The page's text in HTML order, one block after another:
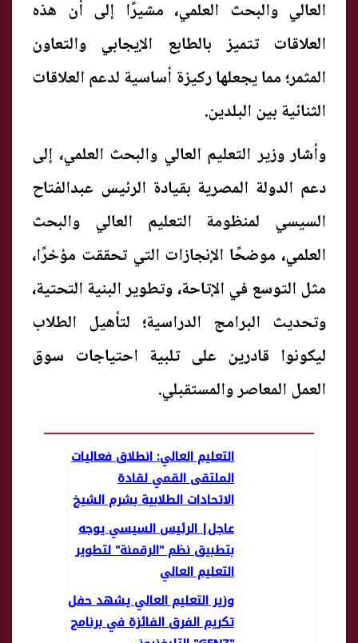
العالي والبحث العلمي، مشيرًا إلى أن هذه
العلاقات تتميز بالطابع الإيجابي والتعاون
المثمر؛ مما يجعلها ركيزة أساسية لدعم العلاقات
الثنائية بين البلدين.
وأشار وزير التعليم العالي والبحث العلمي، إلى
دعم الدولة المصرية بقيادة الرئيس عبدالفتاح
السيسي لمنظومة التعليم العالي والبحث
العلمي، موضحًا الإنجازات التي تحققت مؤخرًا،
مثل التوسع في الإتاحة، وتطوير البنية التحتية،
وتحديث البرامج الدراسية؛ لتأهيل الطلاب
ليكونوا قادرين على تلبية احتياجات سوق
العمل المعاصر والمستقبلي.
التعليم العالي: انطلاق فعاليات
الملتقى القمي لقادة
الاتحادات الطلابية بشرم الشيخ
عاجل| الرئيس السيسي يوجه
بتطبيق نظم "الرقمنة" لتطوير
التعليم العالي
وزير التعليم العالي يشهد حفل
تكريم الفرق الفائزة في برنامج